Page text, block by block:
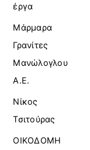
έργα
Μάρμαρα
Γρανίτες
Μανώλογλου
Α.Ε.
Νίκος
Τσιτούρας
ΟΙΚΟΔΟΜΗ